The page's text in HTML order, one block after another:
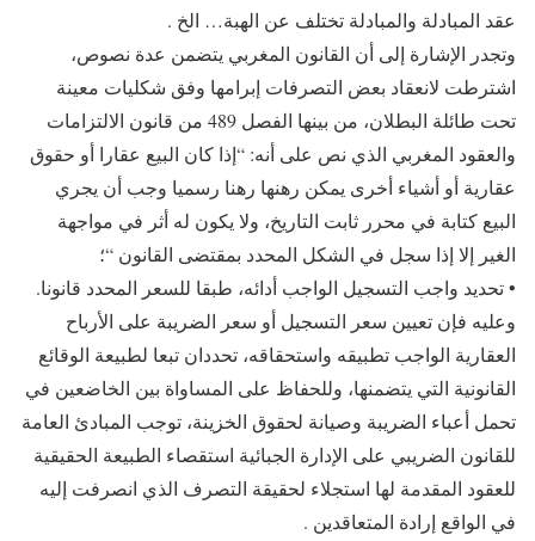
عقد المبادلة والمبادلة تختلف عن الهبة… الخ .
وتجدر الإشارة إلى أن القانون المغربي يتضمن عدة نصوص،
اشترطت لانعقاد بعض التصرفات إبرامها وفق شكليات معينة
تحت طائلة البطلان، من بينها الفصل 489 من قانون الالتزامات
والعقود المغربي الذي نص على أنه: “إذا كان البيع عقارا أو حقوق
عقارية أو أشياء أخرى يمكن رهنها رهنا رسميا وجب أن يجري
البيع كتابة في محرر ثابت التاريخ، ولا يكون له أثر في مواجهة
الغير إلا إذا سجل في الشكل المحدد بمقتضى القانون “؛
• تحديد واجب التسجيل الواجب أدائه، طبقا للسعر المحدد قانونا.
وعليه فإن تعيين سعر التسجيل أو سعر الضريبة على الأرباح
العقارية الواجب تطبيقه واستحقاقه، تحددان تبعا لطبيعة الوقائع
القانونية التي يتضمنها، وللحفاظ على المساواة بين الخاضعين في
تحمل أعباء الضريبة وصيانة لحقوق الخزينة، توجب المبادئ العامة
للقانون الضريبي على الإدارة الجبائية استقصاء الطبيعة الحقيقية
للعقود المقدمة لها استجلاء لحقيقة التصرف الذي انصرفت إليه
في الواقع إرادة المتعاقدين .